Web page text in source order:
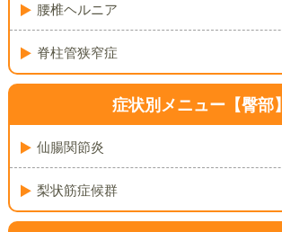
腰椎ヘルニア
脊柱管狭窄症
症状別メニュー【臀部】
仙腸関節炎
梨状筋症候群